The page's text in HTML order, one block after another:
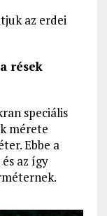
az erdei
rések
speciális
mérete
Ebbe a
az így